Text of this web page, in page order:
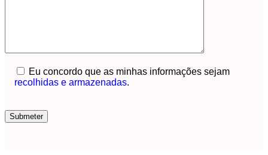
Eu concordo que as minhas informações sejam
recolhidas e armazenadas.